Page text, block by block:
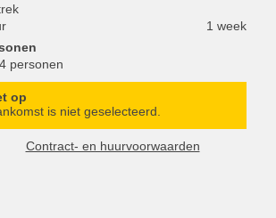
1 week
personen
op
is niet geselecteerd.
Contract- en huurvoorwaarden